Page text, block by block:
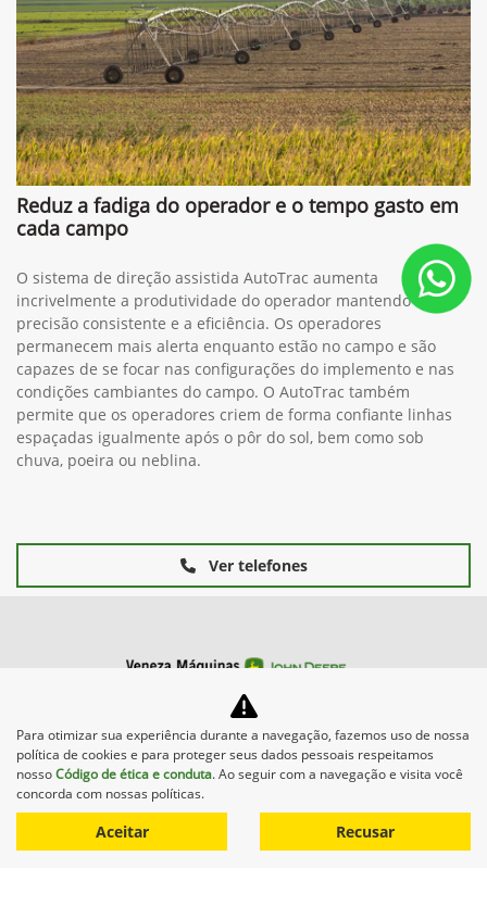
Reduz a fadiga do operador e o tempo gasto em
cada campo
O sistema de direção assistida AutoTrac aumenta
incrivelmente a produtividade do operador mantendo a
precisão consistente e a eficiência. Os operadores
permanecem mais alerta enquanto estão no campo e são
capazes de se focar nas configurações do implemento e nas
condições cambiantes do campo. O AutoTrac também
permite que os operadores criem de forma confiante linhas
espaçadas igualmente após o pôr do sol, bem como sob
chuva, poeira ou neblina.
Ver telefones
Máquinas
Mapa do site
Para otimizar sua experiência durante a navegação, fazemos uso de nossa
política de cookies e para proteger seus dados pessoais respeitamos
nossoCódigo de ética e conduta. Ao seguir com a navegação e visita você
concorda com nossas políticas.
Aceitar Recusar